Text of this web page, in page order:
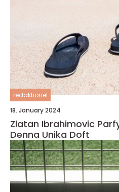
redaktionel
18. January 2024
Zlatan Ibrahimovic
Denna Unika Doft